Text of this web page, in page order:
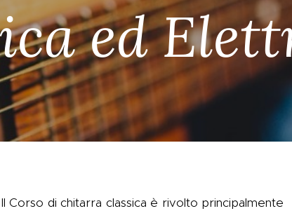
ed
Il Corso di chitarra classica è rivolto principalmente